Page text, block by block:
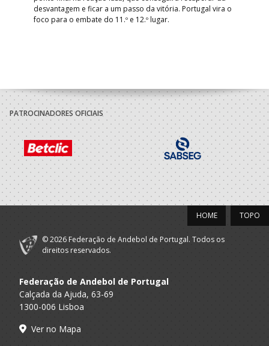
desvantagem e ficar a um passo da vitória. Portugal vira o
foco para o embate do 11.º e 12.º lugar.
PATROCINADORES OFICIAIS
TOPO
HOME
© 2026 Federação de Andebol de Portugal. Todos os
direitos reservados.
Federação de Andebol de Portugal
Calçada da Ajuda, 63-69
1300-006 Lisboa
Ver no Mapa